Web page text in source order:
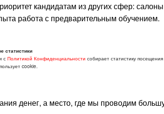
кандидатам из других сфер:
работа с предварительным обучением.
а существуют только задачи;
все в срок;
денег, а место, где мы проводим
статистики
с Политикой Конфиденциальности собирает статистику
cookie.